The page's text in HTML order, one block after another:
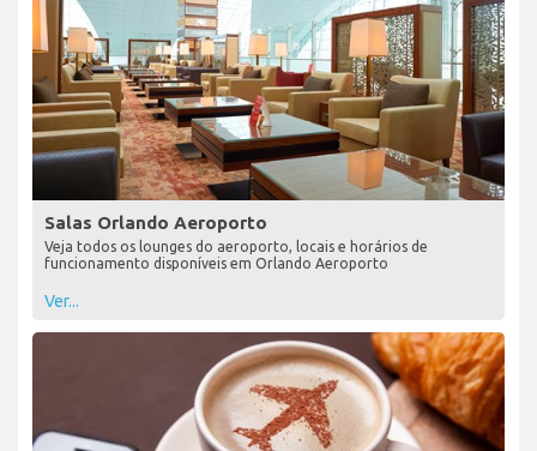
Salas Orlando Aeroporto
Veja todos os lounges do aeroporto, locais e horários de
funcionamento disponíveis em Orlando Aeroporto
Ver...